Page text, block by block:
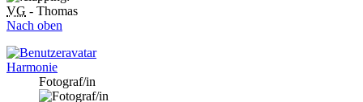
VG - Thomas
Nach oben
Harmonie
Fotograf/in